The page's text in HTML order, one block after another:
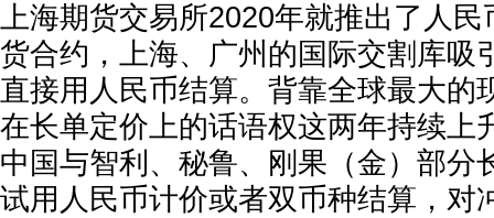
上海期货交易所2020年就推出了人
货合约，上海、广州的国际交割库吸
直接用人民币结算。背靠全球最大的
在长单定价上的话语权这两年持续上
中国与智利、秘鲁、刚果（金）部分
试用人民币计价或者双币种结算，对